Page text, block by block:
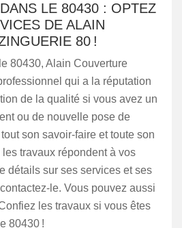
LE 80430 : OPTEZ
DE ALAIN
80 !
80430, Alain Couverture
qui a la réputation
de la qualité si vous avez un
ou de nouvelle pose de
son savoir-faire et toute son
travaux répondent à vos
détails sur ses services et ses
le. Vous pouvez aussi
les travaux si vous êtes
80430 !